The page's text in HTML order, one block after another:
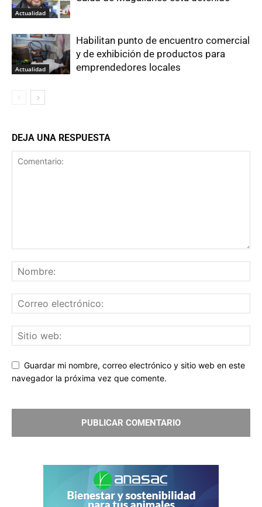
Actualidad
Actualidad
Habilitan punto de encuentro comercial
y de exhibición de productos para
emprendedores locales
DEJA UNA RESPUESTA
Guardar mi nombre, correo electrónico y sitio web en este
navegador la próxima vez que comente.